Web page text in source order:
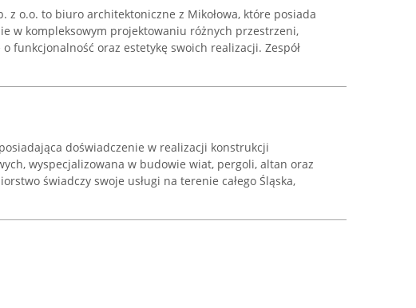
z o.o. to biuro architektoniczne z Mikołowa, które posiada
w kompleksowym projektowaniu różnych przestrzeni,
funkcjonalność oraz estetykę swoich realizacji. Zespół
doświadczenie w realizacji konstrukcji
wyspecjalizowana w budowie wiat, pergoli, altan oraz
świadczy swoje usługi na terenie całego Śląska,